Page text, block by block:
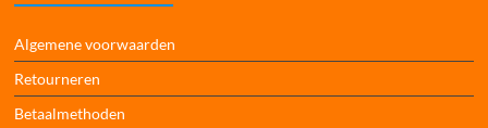
Algemene voorwaarden
Retourneren
Betaalmethoden